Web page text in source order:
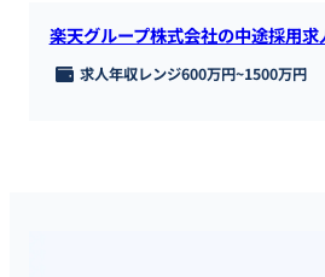
楽天グループ株式会社の中途採用求
求人年収レンジ600万円~1500万円